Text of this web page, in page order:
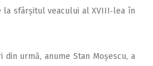
la sfârșitul veacului al XVIII‑lea în
urmă, anume Stan Moșescu, a